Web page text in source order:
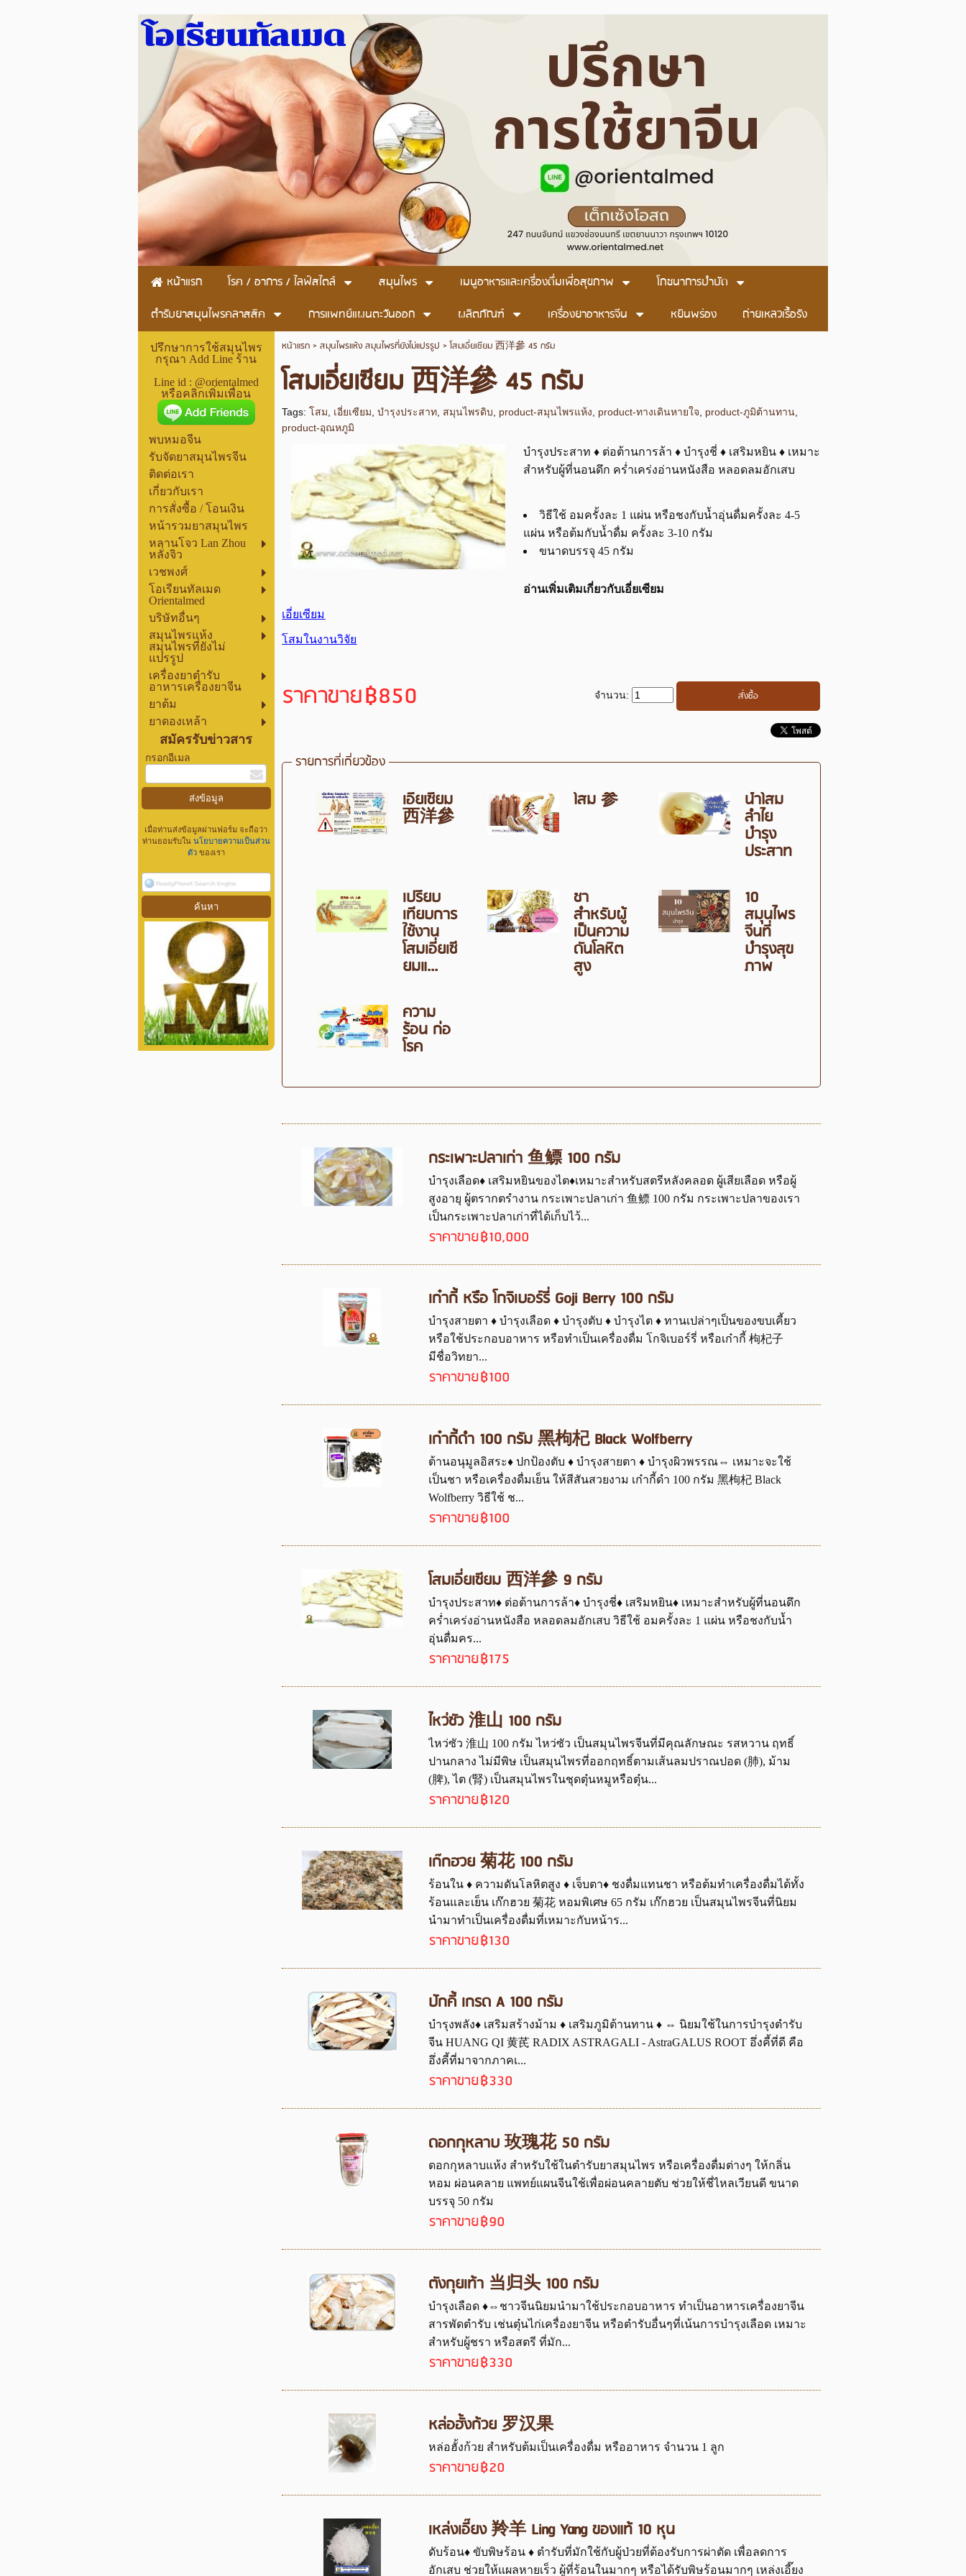
โอเรียนทัลเมด
หน้าแรก โรค / อาการ / ไลฟ์สไตล์ สมุนไพร เมนูอาหารและเครื่องดื่มเพื่อสุขภาพ
โภชนาการบำบัด
ตำรับยาสมุนไพรคลาสสิค
การแพทย์แผนตะวันออก ผลิตภัณฑ์ เครื่องยาอาหารจีน หยินพร่อง ถ่ายเหลวเรื้อรัง
ปรึกษาการใช้สมุนไพร
กรุณา Add Line ร้าน
Line id : @orientalmed
หรือคลิกเพิ่มเพื่อน
พบหมอจีน
รับจัดยาสมุนไพรจีน
ติดต่อเรา
เกี่ยวกับเรา
การสั่งซื้อ / โอนเงิน
หน้ารวมยาสมุนไพร
หลานโจว Lan Zhou
หลั่งจิว
เวชพงศ์
โอเรียนทัลเมด
Orientalmed
บริษัทอื่นๆ
สมุนไพรแห้ง
สมุนไพรที่ยังไม่
แปรรูป
เครื่องยาตำรับ
อาหารเครื่องยาจีน
ยาต้ม
ยาดองเหล้า
สมัครรับข่าวสาร
กรอกอีเมล
เมื่อท่านส่งข้อมูลผ่านฟอร์ม จะถือว่า
ท่านยอมรับในนโยบายความเป็นส่วน
ตัว ของเรา
หน้าแรก> สมุนไพรแห้ง สมุนไพรที่ยังไม่แปรรูป >โสมเอี่ยเซียม 西洋參 45 กรัม
โสมเอี่ยเซียม 西洋參 45 กรัม
Tags:โสม เอี่ยเซียม ,บำรุงประสาท สมุนไพรดิบ product-สมุนไพรแห้ง product-ทางเดินหายใจ product-ภูมิต้านทาน
product-อุณหภูมิ
บำรุงประสาท ♦ ต่อต้านการล้า ♦ บำรุงชี่ ♦ เสริมหยิน ♦ เหมาะ
สำหรับผู้ที่นอนดึก คร่ำเคร่งอ่านหนังสือ หลอดลมอักเสบ
วิธีใช้ อมครั้งละ 1 แผ่น หรือชงกับน้ำอุ่นดื่มครั้งละ 4-5
แผ่น หรือต้มกับน้ำดื่ม ครั้งละ 3-10 กรัม
ขนาดบรรจุ 45 กรัม
อ่านเพิ่มเติมเกี่ยวกับเอี่ยเซียม
เอี่ยเซียม
โสมในงานวิจัย
ราคาขาย฿850 จำนวน:
รายการที่เกี่ยวข้อง
เอี่ยเซียม
西洋參
โสม 参 น้ำโสม
ลำไย
บำรุง
ประสาท
เปรียบ
เทียบการ
ใช้งาน
โสมเอี่ยเซี
ยมแ...
ชา
สำหรับผู้
เป็นความ
ดันโลหิต
สูง
10
สมุนไพร
จีนที่
บำรุงสุข
ภาพ
ความ
ร้อน ก่อ
โรค
กระเพาะปลาเก่า 鱼鳔 100 กรัม
บำรุงเลือด♦ เสริมหยินของไต♦เหมาะสำหรับสตรีหลังคลอด ผู้เสียเลือด หรือผู้
สูงอายุ ผู้ตรากตรำงาน กระเพาะปลาเก่า 鱼鳔 100 กรัม กระเพาะปลาของเรา
เป็นกระเพาะปลาเก่าที่ได้เก็บไว้...
ราคาขาย฿10,000
เก๋ากี้ หรือ โกจิเบอร์รี่ Goji Berry 100 กรัม
บำรุงสายตา ♦ บำรุงเลือด ♦ บำรุงตับ ♦ บำรุงไต ♦ ทานเปล่าๆเป็นของขบเคี้ยว
หรือใช้ประกอบอาหาร หรือทำเป็นเครื่องดื่ม โกจิเบอร์รี่ หรือเก๋ากี้ 枸杞子
มีชื่อวิทยา...
ราคาขาย฿100
เก๋ากี้ดำ 100 กรัม 黑枸杞 Black Wolfberry
ต้านอนุมูลอิสระ♦ ปกป้องตับ ♦ บำรุงสายตา ♦ บำรุงผิวพรรณ⇔ เหมาะจะใช้
เป็นชา หรือเครื่องดื่มเย็น ให้สีสันสวยงาม เก๋ากี้ดำ 100 กรัม 黑枸杞 Black
Wolfberry วิธีใช้ ช...
ราคาขาย฿100
โสมเอี่ยเซียม 西洋參 9 กรัม
บำรุงประสาท♦ ต่อต้านการล้า♦ บำรุงชี่♦ เสริมหยิน♦ เหมาะสำหรับผู้ที่นอนดึก
คร่ำเคร่งอ่านหนังสือ หลอดลมอักเสบ วิธีใช้ อมครั้งละ 1 แผ่น หรือชงกับน้ำ
อุ่นดื่มคร...
ราคาขาย฿175
ไหว่ซัว 淮山 100 กรัม
ไหว่ซัว 淮山 100 กรัม ไหว่ซัว เป็นสมุนไพรจีนที่มีคุณลักษณะ รสหวาน ฤทธิ์
ปานกลาง ไม่มีพิษ เป็นสมุนไพรที่ออกฤทธิ์ตามเส้นลมปราณปอด (肺), ม้าม
(脾), ไต (腎) เป็นสมุนไพรในชุดตุ๋นหมูหรือตุ๋น...
ราคาขาย฿120
เก๊กฮวย 菊花 100 กรัม
ร้อนใน ♦ ความดันโลหิตสูง ♦ เจ็บตา♦ ชงดื่มแทนชา หรือต้มทำเครื่องดื่มได้ทั้ง
ร้อนและเย็น เก๊กฮวย 菊花 หอมพิเศษ 65 กรัม เก๊กฮวย เป็นสมุนไพรจีนที่นิยม
นำมาทำเป็นเครื่องดื่มที่เหมาะกับหน้าร...
ราคาขาย฿130
ปักคี้ เกรด A 100 กรัม
บำรุงพลัง♦ เสริมสร้างม้าม ♦ เสริมภูมิต้านทาน ♦ ⇔ นิยมใช้ในการบำรุงตำรับ
จีน HUANG QI 黄芪 RADIX ASTRAGALI - AstraGALUS ROOT อึ่งคี้ที่ดี คือ
อึ่งคี้ที่มาจากภาคเ...
ราคาขาย฿330
ดอกกุหลาบ 玫瑰花 50 กรัม
ดอกกุหลาบแห้ง สำหรับใช้ในตำรับยาสมุนไพร หรือเครื่องดื่มต่างๆ ให้กลิ่น
หอม ผ่อนคลาย แพทย์แผนจีนใช้เพื่อผ่อนคลายตับ ช่วยให้ชี่ไหลเวียนดี ขนาด
บรรจุ 50 กรัม
ราคาขาย฿90
ตังกุยเท้า 当归头 100 กรัม
บำรุงเลือด ♦⇔ชาวจีนนิยมนำมาใช้ประกอบอาหาร ทำเป็นอาหารเครื่องยาจีน
สารพัดตำรับ เช่นตุ๋นไก่เครื่องยาจีน หรือตำรับอื่นๆที่เน้นการบำรุงเลือด เหมาะ
สำหรับผู้ชรา หรือสตรี ที่มัก...
ราคาขาย฿330
หล่อฮั้งก้วย 罗汉果
หล่อฮั้งก้วย สำหรับต้มเป็นเครื่องดื่ม หรืออาหาร จำนวน 1 ลูก
ราคาขาย฿20
เหล่งเอี๊ยง 羚羊 Ling Yang ของแท้ 10 หุน
ดับร้อน♦ ขับพิษร้อน ♦ ตำรับที่มักใช้กับผู้ป่วยที่ต้องรับการผ่าตัด เพื่อลดการ
อักเสบ ช่วยให้แผลหายเร็ว ผู้ที่ร้อนในมากๆ หรือได้รับพิษร้อนมากๆ เหล่งเอี๊ยง